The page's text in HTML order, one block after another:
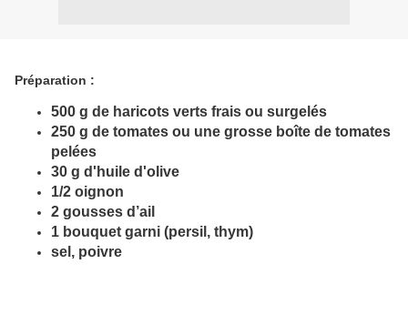
Préparation :
500 g de haricots verts frais ou surgelés
250 g de tomates ou une grosse boîte de tomates
pelées
30 g d'huile d'olive
1/2 oignon
2 gousses d’ail
1 bouquet garni (persil, thym)
sel, poivre